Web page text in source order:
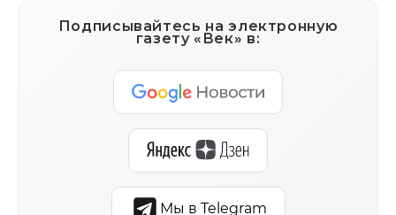
Подписывайтесь на электронную
газету «Век» в:
Мы в Telegram